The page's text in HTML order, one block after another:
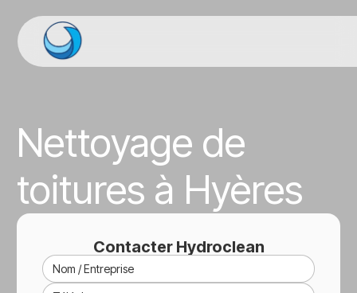
Nettoyage de
toitures à Hyères
Contacter Hydroclean